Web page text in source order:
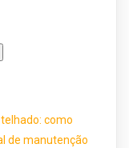
como
de manutenção